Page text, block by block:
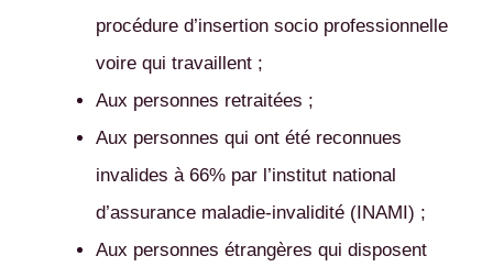
procédure d’insertion socio professionnelle
voire qui travaillent ;
Aux personnes retraitées ;
Aux personnes qui ont été reconnues
invalides à 66% par l’institut national
d’assurance maladie-invalidité (INAMI) ;
Aux personnes étrangères qui disposent